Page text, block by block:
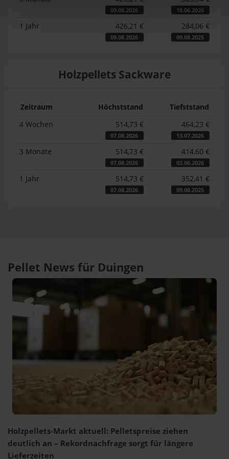
09.08.2026 18.06.2026
1 Jahr 426,21 €
09.08.2026
284,06 €
09.08.2025
Holzpellets Sackware
Zeitraum Höchststand
Tiefststand
4 Wochen
514,73 €
07.08.2026
464,23 €
13.07.2026
3 Monate 514,73 €
07.08.2026
414,60 €
02.06.2026
1 Jahr 514,73 €
07.08.2026
352,41 €
09.08.2025
Pellet News für Duingen
Holzpellets-Markt aktuell: Pelletspreise ziehen
deutlich an – Rekordnachfrage sorgt für längere
Lieferzeiten